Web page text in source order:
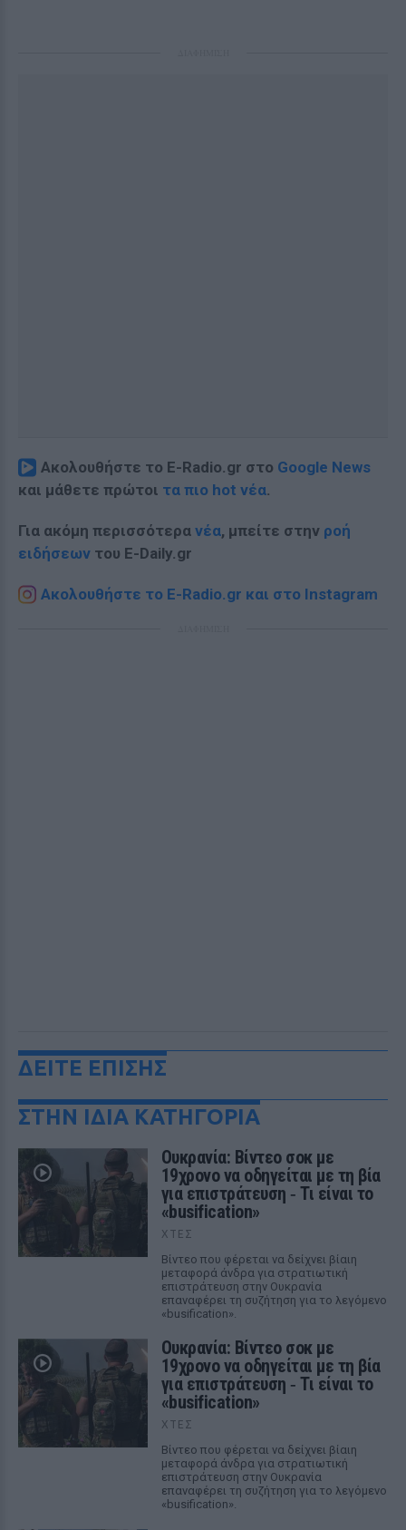
Ακολουθήστε το E-Radio.gr στο Google News
και μάθετε πρώτοι τα πιο hot νέα.
Για ακόμη περισσότερα νέα, μπείτε στην ροή
ειδήσεων του E-Daily.gr
Ακολουθήστε το E-Radio.gr και στο Instagram
ΔΕΙΤΕ ΕΠΙΣΗΣ
ΣΤΗΝ ΙΔΙΑ ΚΑΤΗΓΟΡΙΑ
Ουκρανία: Βίντεο σοκ με
19χρονο να οδηγείται με τη βία
για επιστράτευση ‑ Τι είναι το
«busification»
ΧΤΕΣ
Βίντεο που φέρεται να δείχνει βίαιη
μεταφορά άνδρα για στρατιωτική
επιστράτευση στην Ουκρανία
επαναφέρει τη συζήτηση για το λεγόμενο
«busification».
Ουκρανία: Βίντεο σοκ με
19χρονο να οδηγείται με τη βία
για επιστράτευση ‑ Τι είναι το
«busification»
ΧΤΕΣ
Βίντεο που φέρεται να δείχνει βίαιη
μεταφορά άνδρα για στρατιωτική
επιστράτευση στην Ουκρανία
επαναφέρει τη συζήτηση για το λεγόμενο
«busification».